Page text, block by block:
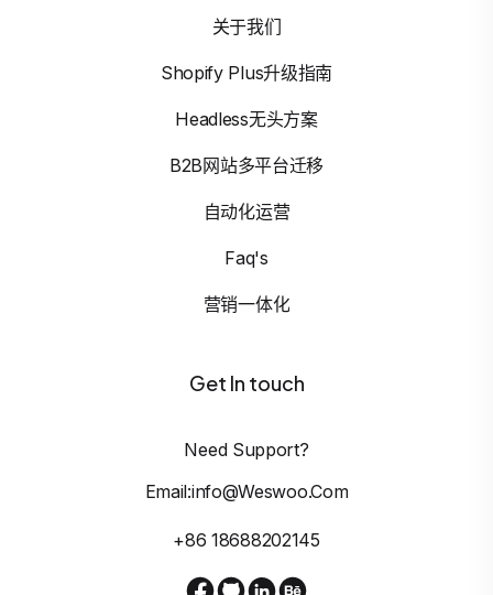
关于我们
Shopify Plus升级指南
Headless无头方案
B2B网站多平台迁移
自动化运营
Faq's
营销一体化
Get In touch
Need Support?
Email:info@weswoo.com
+86 18688202145